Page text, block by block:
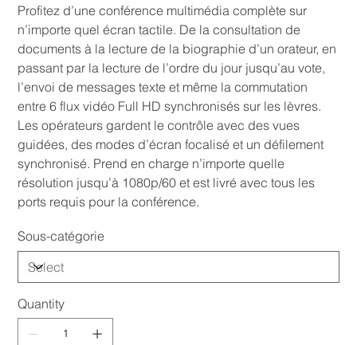
Profitez d’une conférence multimédia complète sur
n’importe quel écran tactile. De la consultation de
documents à la lecture de la biographie d’un orateur, en
passant par la lecture de l’ordre du jour jusqu’au vote,
l’envoi de messages texte et même la commutation
entre 6 flux vidéo Full HD synchronisés sur les lèvres.
Les opérateurs gardent le contrôle avec des vues
guidées, des modes d’écran focalisé et un défilement
synchronisé. Prend en charge n’importe quelle
résolution jusqu’à 1080p/60 et est livré avec tous les
ports requis pour la conférence.
Sous-catégorie
Quantity